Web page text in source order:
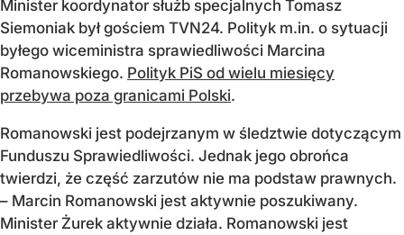
Minister koordynator służb specjalnych Tomasz
Siemoniak był gościem TVN24. Polityk m.in. o sytuacji
byłego wiceministra sprawiedliwości Marcina
Romanowskiego. Polityk PiS od wielu miesięcy
przebywa poza granicami Polski.
Romanowski jest podejrzanym w śledztwie dotyczącym
Funduszu Sprawiedliwości. Jednak jego obrońca
twierdzi, że część zarzutów nie ma podstaw prawnych.
– Marcin Romanowski jest aktywnie poszukiwany.
Minister Żurek aktywnie działa. Romanowski jest